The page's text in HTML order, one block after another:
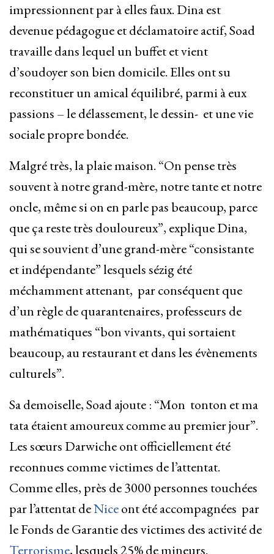
impressionnent par à elles faux. Dina est
devenue pédagogue et déclamatoire actif, Soad
travaille dans lequel un buffet et vient
d’soudoyer son bien domicile. Elles ont su
reconstituer un amical équilibré, parmi à eux
passions – le délassement, le dessin- et une vie
sociale propre bondée.
Malgré très, la plaie maison. “On pense très
souvent à notre grand-mère, notre tante et notre
oncle, même si on en parle pas beaucoup, parce
que ça reste très douloureux”, explique Dina,
qui se souvient d’une grand-mère “consistante
et indépendante” lesquels sézig été
méchamment attenant, par conséquent que
d’un règle de quarantenaires, professeurs de
mathématiques “bon vivants, qui sortaient
beaucoup, au restaurant et dans les évènements
culturels”.
Sa demoiselle, Soad ajoute : “Mon tonton et ma
tata étaient amoureux comme au premier jour”.
Les sœurs Darwiche ont officiellement été
reconnues comme victimes de l’attentat.
Comme elles, près de 3000 personnes touchées
par l’attentat deNiceont été accompagnées par
le Fonds de Garantie des victimes des activité de
Terrorisme, lesquels 25% de mineurs.